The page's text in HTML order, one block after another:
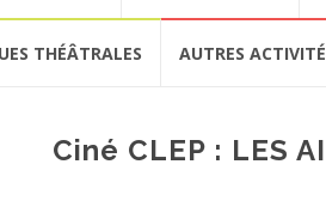
THÉÂTRALES AUTRES
Ciné CLEP : LES